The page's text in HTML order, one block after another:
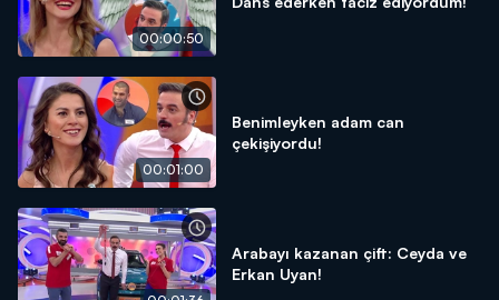
00:00:50
00:01:00
Benimleyken adam can
çekişiyordu!
Arabayı kazanan çift: Ceyda ve
Erkan Uyan!